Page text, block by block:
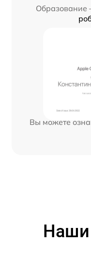
Образование
Вы можете
Наши